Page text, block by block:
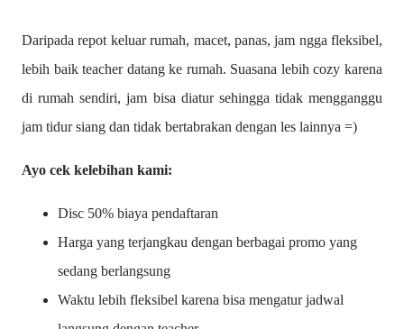
Daripada repot keluar rumah, macet, panas, jam ngga fleksibel,
lebih baik teacher datang ke rumah. Suasana lebih cozy karena
di rumah sendiri, jam bisa diatur sehingga tidak mengganggu
jam tidur siang dan tidak bertabrakan dengan les lainnya =)
Ayo cek kelebihan kami:
Disc 50% biaya pendaftaran
Harga yang terjangkau dengan berbagai promo yang
sedang berlangsung
Waktu lebih fleksibel karena bisa mengatur jadwal